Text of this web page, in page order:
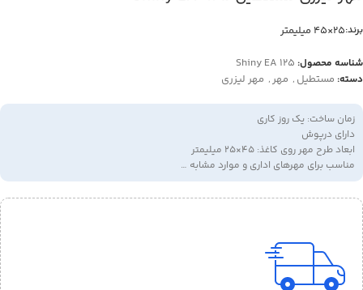
برند:25×45 میلیمتر
شناسه محصول: Shiny EA 125
دسته: مستطیل , مهر , مهر لیزری
زمان ساخت: یک روز کاری
دارای درپوش
ابعاد طرح مهر روی کاغذ: 45×25 میلیمتر
مناسب برای مهرهای اداری و موارد مشابه …